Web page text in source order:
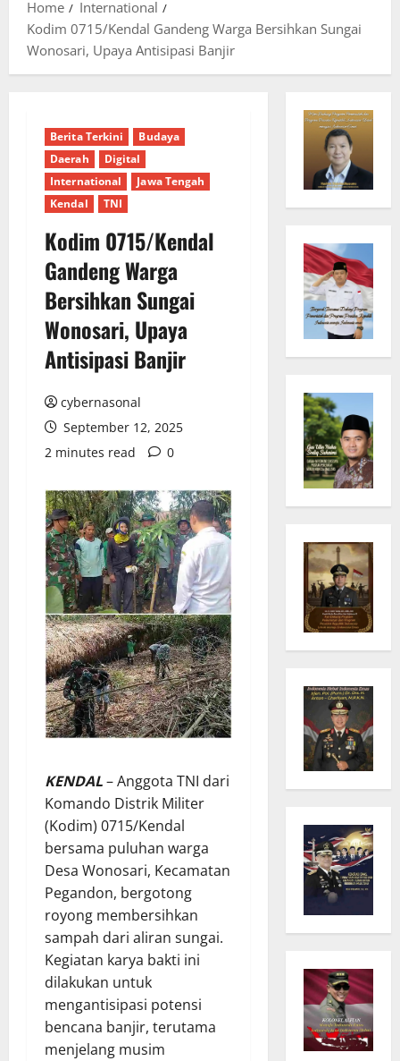
Home
International
Kodim 0715/Kendal Gandeng Warga Bersihkan Sungai
Wonosari, Upaya Antisipasi Banjir
Berita Terkini
Budaya
Daerah
Digital
International
Jawa Tengah
Kendal
TNI
Kodim 0715/Kendal
Gandeng Warga
Bersihkan Sungai
Wonosari, Upaya
Antisipasi Banjir
cybernasonal
September 12, 2025
2 minutes read
0
KENDAL– Anggota TNI dari
Komando Distrik Militer
(Kodim) 0715/Kendal
bersama puluhan warga
Desa Wonosari, Kecamatan
Pegandon, bergotong
royong membersihkan
sampah dari aliran sungai.
Kegiatan karya bakti ini
dilakukan untuk
mengantisipasi potensi
bencana banjir, terutama
menjelang musim